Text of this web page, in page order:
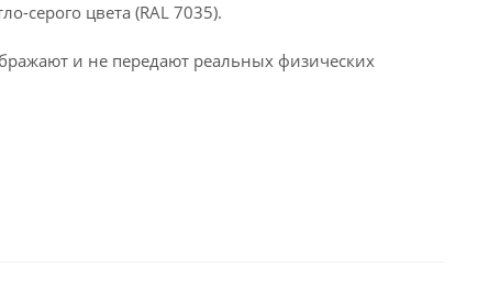
серого цвета (RAL 7035).
и не передают реальных физических